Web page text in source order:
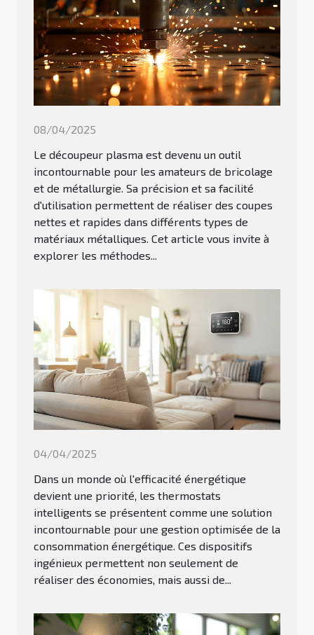
08/04/2025
Le découpeur plasma est devenu un outil
incontournable pour les amateurs de bricolage
et de métallurgie. Sa précision et sa facilité
d'utilisation permettent de réaliser des coupes
nettes et rapides dans différents types de
matériaux métalliques. Cet article vous invite à
explorer les méthodes...
04/04/2025
Dans un monde où l'efficacité énergétique
devient une priorité, les thermostats
intelligents se présentent comme une solution
incontournable pour une gestion optimisée de la
consommation énergétique. Ces dispositifs
ingénieux permettent non seulement de
réaliser des économies, mais aussi de...